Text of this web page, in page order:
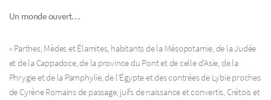
Un monde ouvert…
« Parthes, Mèdes et Élamites, habitants de la Mésopotamie, de la Judée
et de la Cappadoce, de la province du Pont et de celle d’Asie, de la
Phrygie et de la Pamphylie, de l’Égypte et des contrées de Lybie proches
de Cyrène Romains de passage, juifs de naissance et convertis, Crétois et